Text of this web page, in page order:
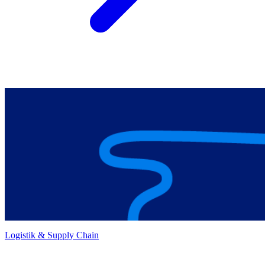
Logistik & Supply Chain